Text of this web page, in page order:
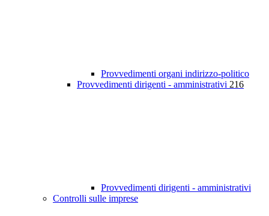
Provvedimenti organi indirizzo-politico
Provvedimenti dirigenti - amministrativi 216
Provvedimenti dirigenti - amministrativi
Controlli sulle imprese